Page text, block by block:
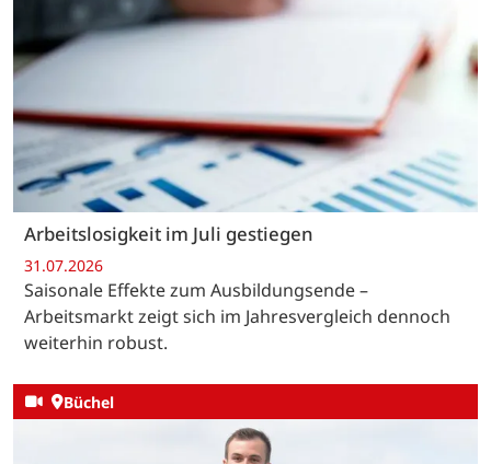
Arbeitslosigkeit im Juli gestiegen
31.07.2026
Saisonale Effekte zum Ausbildungsende –
Arbeitsmarkt zeigt sich im Jahresvergleich dennoch
weiterhin robust.
Büchel